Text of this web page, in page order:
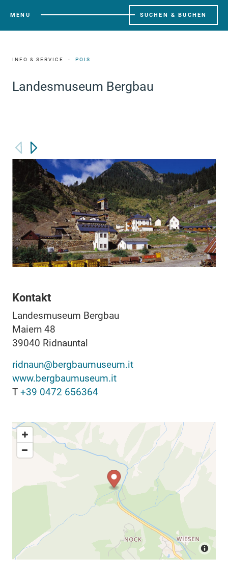
MENU SUCHEN & BUCHEN
INFO & SERVICE POIS
Landesmuseum Bergbau
Kontakt
Landesmuseum Bergbau
Maiern 48
39040 Ridnauntal
ridnaun@bergbaumuseum.it
www.bergbaumuseum.it
T +39 0472 656364